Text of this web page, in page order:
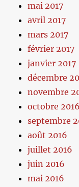
mai 2017
avril 2017
mars 2017
février 2017
janvier 2017
décembre
novembre
octobre 2016
septembre
août 2016
juillet 2016
juin 2016
mai 2016